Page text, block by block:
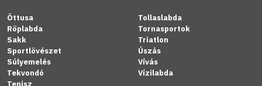
Öttusa
Röplabda
Sakk
Sportlövészet
Súlyemelés
Tekvondó
Tollaslabda
Tornasportok
Triatlon
Úszás
Vívás
Vízilabda